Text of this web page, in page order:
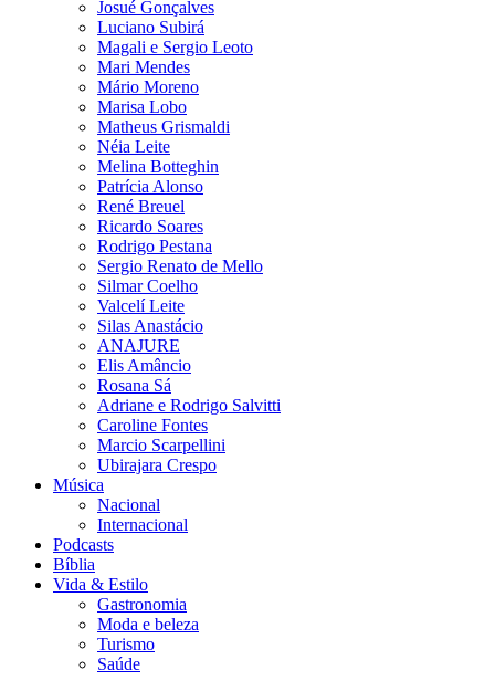
Josué Gonçalves
Luciano Subirá
Magali e Sergio Leoto
Mari Mendes
Mário Moreno
Marisa Lobo
Matheus Grismaldi
Néia Leite
Melina Botteghin
Patrícia Alonso
René Breuel
Ricardo Soares
Rodrigo Pestana
Sergio Renato de Mello
Silmar Coelho
Valcelí Leite
Silas Anastácio
ANAJURE
Elis Amâncio
Rosana Sá
Adriane e Rodrigo Salvitti
Caroline Fontes
Marcio Scarpellini
Ubirajara Crespo
Música
Nacional
Internacional
Podcasts
Bíblia
Vida & Estilo
Gastronomia
Moda e beleza
Turismo
Saúde